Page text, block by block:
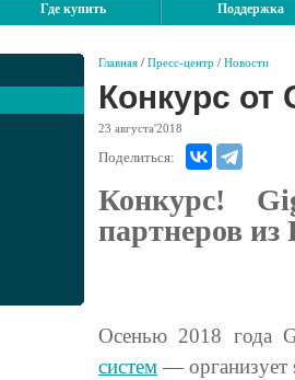
Где купить Поддержка
Главная / Пресс-центр / Новости
Конкурс от
23 августа'2018
Поделиться:
Конкурс!
партнеров из
Осенью 2018 года
систем — организует